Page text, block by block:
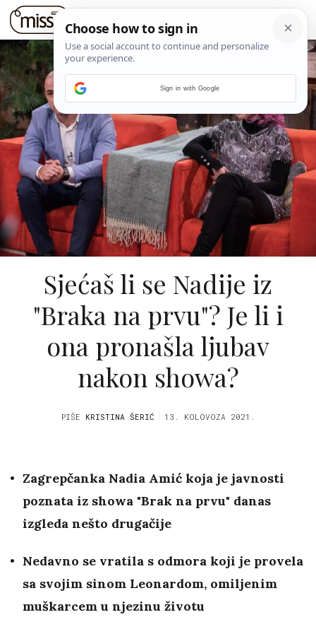
Sjećaš li se Nadije iz
"Braka na prvu"? Je li i
ona pronašla ljubav
nakon showa?
PIŠE KRISTINA ŠERIĆ 13. KOLOVOZA 2021.
Zagrepčanka Nadia Amić koja je javnosti
poznata iz showa "Brak na prvu" danas
izgleda nešto drugačije
Nedavno se vratila s odmora koji je provela
sa svojim sinom Leonardom, omiljenim
muškarcem u njezinu životu
Sign in with Google